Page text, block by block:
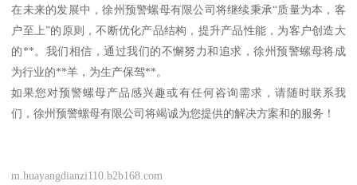
在未来的发展中，徐州预警螺母有限公司将继续秉承“质量为本，客
户至上”的原则，不断优化产品结构，提升产品性能，为客户创造大
的**。我们相信，通过我们的不懈努力和追求，徐州预警螺母将成
为行业的**羊，为生产保驾**。
如果您对预警螺母产品感兴趣或有任何咨询需求，请随时联系我
们，徐州预警螺母有限公司将竭诚为您提供的解决方案和的服务！
m.huayangdianzi110.b2b168.com